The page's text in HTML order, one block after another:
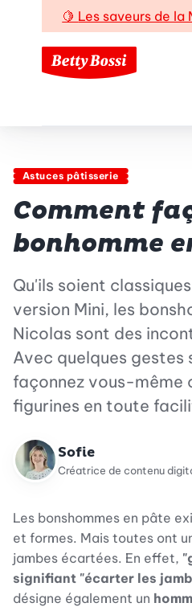
🍋 Les saveurs de la
Astuces pâtisserie
Comment
bonhomme
Qu'ils soient
version Mini, les
Nicolas sont des
Avec quelques gestes
façonnez vous-même
figurines en toute
Sofie
Créatrice de contenu
Les bonshommes en pâte
et formes. Mais toutes ont
jambes écartées. En effet,
signifiant "écarter les
désigne également un